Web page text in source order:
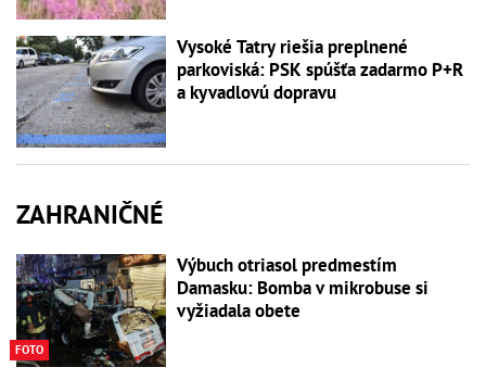
Vysoké Tatry riešia preplnené
parkoviská: PSK spúšťa zadarmo P+R
a kyvadlovú dopravu
ZAHRANIČNÉ
FOTO
Výbuch otriasol predmestím
Damasku: Bomba v mikrobuse si
vyžiadala obete